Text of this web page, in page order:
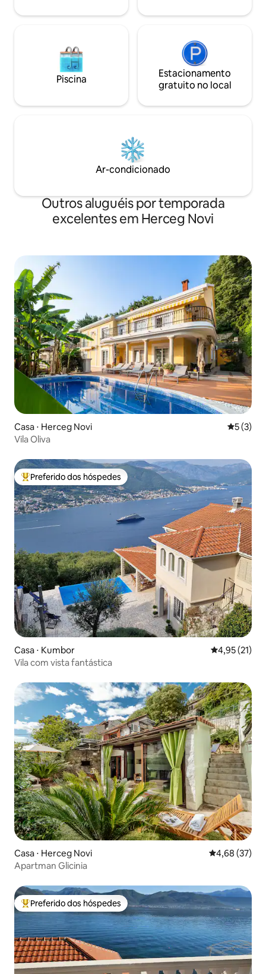
permitidos aqui. O lugar mais próximo
Apartamento em ótima localização à
beira-mar por passeio, bela vista para o
mar e um preço razoável. Praia,
restaurantes, cafés, lojas ao redor.
minutos a pé. Todos os tipos de serviços
excursões, caminhadas, ciclismo,
lugar seja o melhor possível. Eu
realmente aprecio sua opinião sobre
opiniões. Espero ver você de todos os
lugares! Bem-vindo a Herceg Novi!
Piscina
Estacionamento
gratuito no local
Ar-condicionado
Outros aluguéis por temporada
excelentes em Herceg Novi
Casa ⋅ Herceg Novi 5 de
5 (3)
Vila Oliva
Entre os melhores preferidos dos hóspedes
Preferido dos hóspedes
Casa ⋅ Kumbor 4,95 de uma
4,95 (21)
Vila com vista fantástica
Casa ⋅ Herceg Novi 4,68 de uma
4,68 (37)
Apartman Glicinia
Entre os melhores preferidos dos hóspedes
Preferido dos hóspedes